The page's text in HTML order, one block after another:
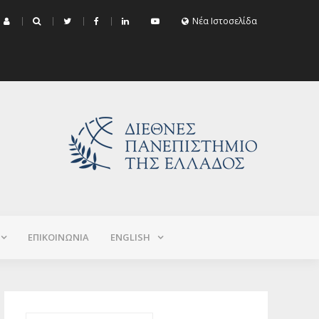
Εξεταστικής Σεπτεμβρίου 2026 (Χειμερινό+Εαρινό 2025-2026)
Νέα Ιστοσελίδα
ΕΠΙΚΟΙΝΩΝΙΑ ΕNGLISH